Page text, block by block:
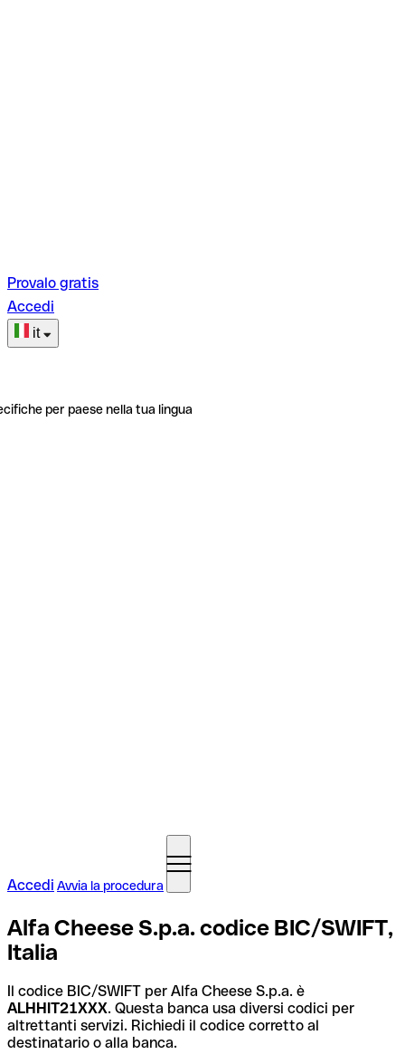
Provalo gratis
Accedi
it
per paese nella tua lingua
Accedi Avvia la procedura
Alfa Cheese S.p.a. codice BIC/SWIFT,
Italia
Il codice BIC/SWIFT per Alfa Cheese S.p.a. è
ALHHIT21XXX. Questa banca usa diversi codici per
altrettanti servizi. Richiedi il codice corretto al
destinatario o alla banca.